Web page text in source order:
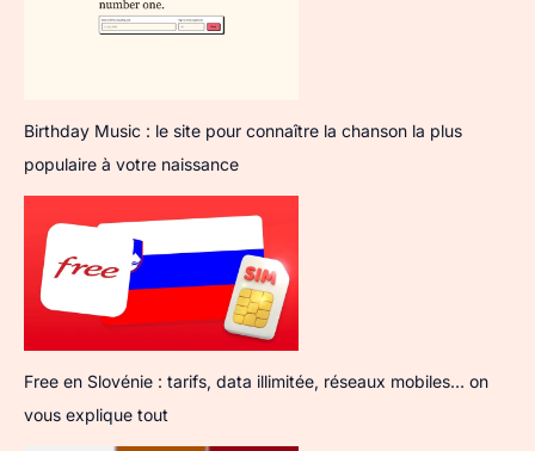
Birthday Music : le site pour connaître la chanson la plus
populaire à votre naissance
Free en Slovénie : tarifs, data illimitée, réseaux mobiles… on
vous explique tout